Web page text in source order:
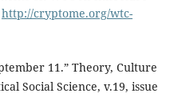
http://cryptome.org/wtc-
11.” Theory, Culture
Social Science, v.19, issue